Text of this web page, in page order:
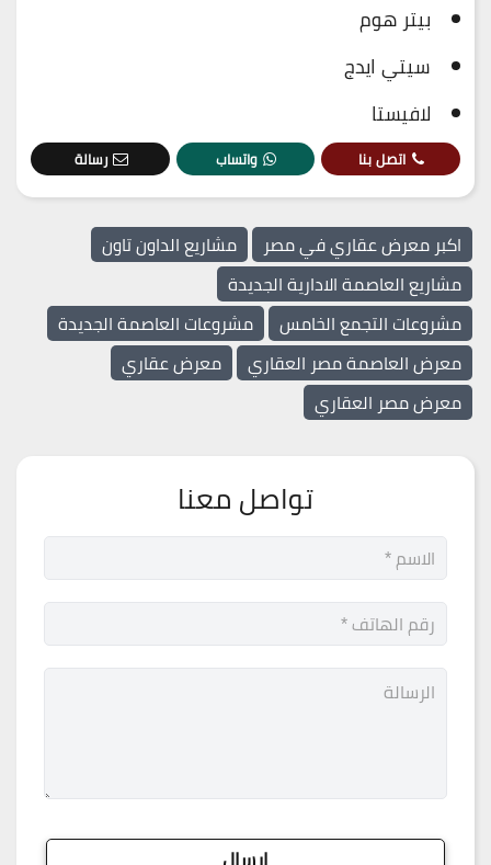
بيتر هوم
سيتي ايدج
لافيستا
اتصل بنا واتساب رسالة
اكبر معرض عقاري في مصر
مشاريع الداون تاون
مشاريع العاصمة الادارية الجديدة
مشروعات التجمع الخامس
مشروعات العاصمة الجديدة
معرض العاصمة مصر العقاري
معرض عقاري
معرض مصر العقاري
تواصل معنا